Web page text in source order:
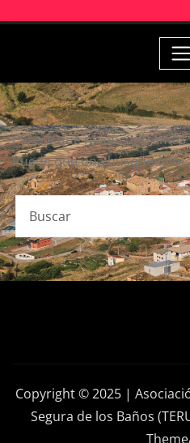
Parece que no
Puede que una búsqueda te
Copyright © 2025 |
Segura de los Baños